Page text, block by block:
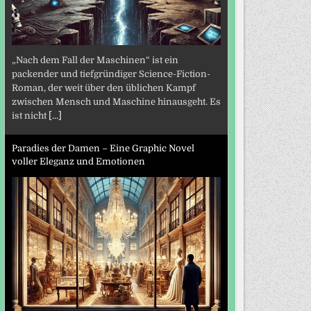
„Nach dem Fall der Maschinen“ ist ein
packender und tiefgründiger Science-Fiction-
Roman, der weit über den üblichen Kampf
zwischen Mensch und Maschine hinausgeht. Es
ist nicht [...]
Paradies der Damen – Eine Graphic Novel
voller Eleganz und Emotionen